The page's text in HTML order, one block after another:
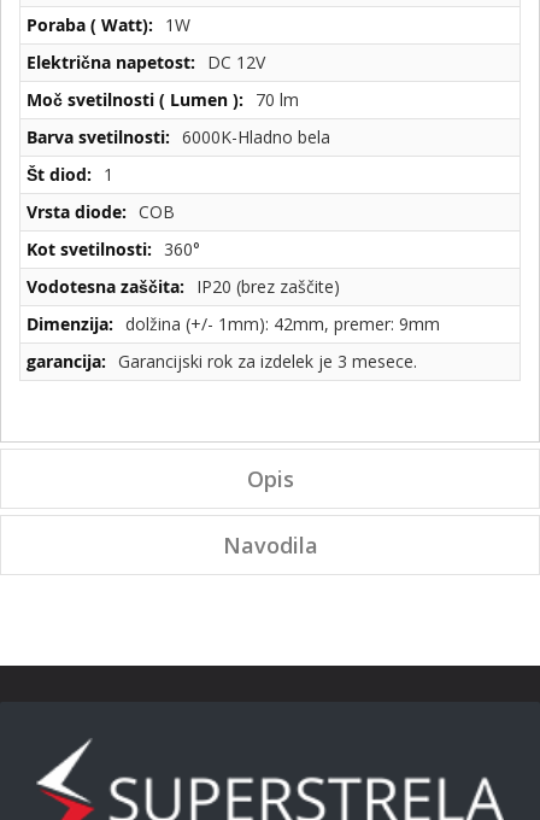
1W
DC 12V
70 lm
6000K-Hladno bela
1
COB
360°
IP20 (brez zaščite)
dolžina (+/- 1mm): 42mm, premer: 9mm
Garancijski rok za izdelek je 3 mesece.
Opis
Navodila